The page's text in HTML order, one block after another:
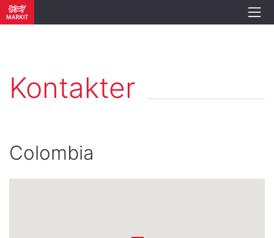
Kontakter
Colombia